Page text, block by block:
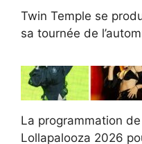
Twin Temple se
sa tournée de
La programmation
Lollapalooza 2026